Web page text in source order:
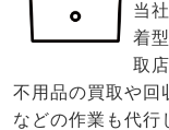
当
着
取
不用品の買取や回
などの作業も代行